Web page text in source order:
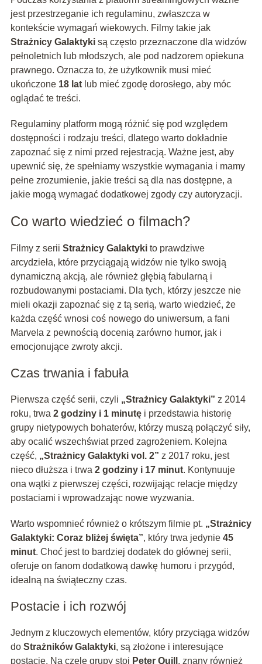
jest przestrzeganie ich regulaminu, zwłaszcza w
kontekście wymagań wiekowych. Filmy takie jak
Strażnicy Galaktykisą często przeznaczone dla widzów
pełnoletnich lub młodszych, ale pod nadzorem opiekuna
prawnego. Oznacza to, że użytkownik musi mieć
ukończone 18 latlub mieć zgodę dorosłego, aby móc
oglądać te treści.
Regulaminy platform mogą różnić się pod względem
dostępności i rodzaju treści, dlatego warto dokładnie
zapoznać się z nimi przed rejestracją. Ważne jest, aby
upewnić się, że spełniamy wszystkie wymagania i mamy
pełne zrozumienie, jakie treści są dla nas dostępne, a
jakie mogą wymagać dodatkowej zgody czy autoryzacji.
Co warto wiedzieć o filmach?
Filmy z serii Strażnicy Galaktykito prawdziwe
arcydzieła, które przyciągają widzów nie tylko swoją
dynamiczną akcją, ale również głębią fabularną i
rozbudowanymi postaciami. Dla tych, którzy jeszcze nie
mieli okazji zapoznać się z tą serią, warto wiedzieć, że
każda część wnosi coś nowego do uniwersum, a fani
Marvela z pewnością docenią zarówno humor, jak i
emocjonujące zwroty akcji.
Czas trwania i fabuła
Pierwsza część serii, czyli „Strażnicy Galaktyki” z 2014
roku, trwa 2 godziny i 1 minutęi przedstawia historię
grupy nietypowych bohaterów, którzy muszą połączyć siły,
aby ocalić wszechświat przed zagrożeniem. Kolejna
część, „Strażnicy Galaktyki vol. 2” z 2017 roku, jest
nieco dłuższa i trwa 2 godziny i 17 minut. Kontynuuje
ona wątki z pierwszej części, rozwijając relacje między
postaciami i wprowadzając nowe wyzwania.
Warto wspomnieć również o krótszym filmie pt. „Strażnicy
Galaktyki: Coraz bliżej święta”, który trwa jedynie 45
minut. Choć jest to bardziej dodatek do głównej serii,
oferuje on fanom dodatkową dawkę humoru i przygód,
idealną na świąteczny czas.
Postacie i ich rozwój
Jednym z kluczowych elementów, który przyciąga widzów
do Strażników Galaktyki, są złożone i interesujące
postacie. Na czele grupy stoi Peter Quill , znany również